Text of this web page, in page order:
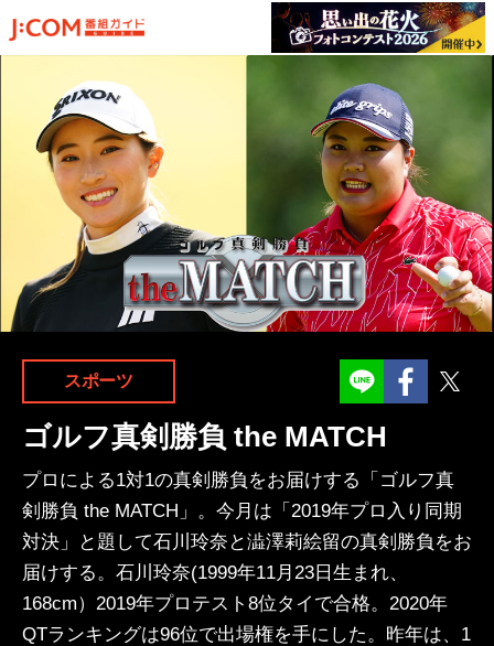
スポーツ
ゴルフ真剣勝負 the MATCH
プロによる1対1の真剣勝負をお届けする「ゴルフ真
剣勝負 the MATCH」。今月は「2019年プロ入り同期
対決」と題して石川玲奈と澁澤莉絵留の真剣勝負をお
届けする。石川玲奈(1999年11月23日生まれ、
168cm）2019年プロテスト8位タイで合格。2020年
QTランキングは96位で出場権を手にした。昨年は、1